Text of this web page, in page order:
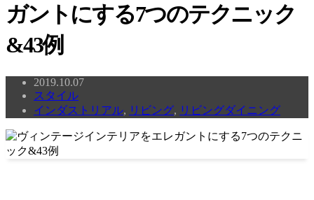
ガントにする7つのテクニック
&43例
2019.10.07
スタイル
インダストリアル, リビング, リビングダイニング